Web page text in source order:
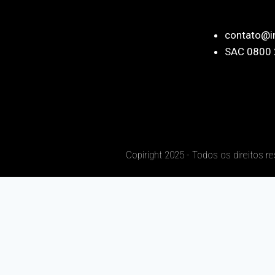
SAC
Copiright 2025 - Todos os direitos